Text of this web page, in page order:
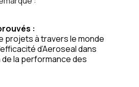
:
projets à travers le monde
d’Aeroseal dans
de la performance des